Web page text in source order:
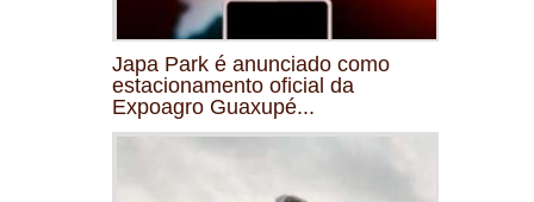
Japa Park é anunciado como
estacionamento oficial da
Expoagro Guaxupé...